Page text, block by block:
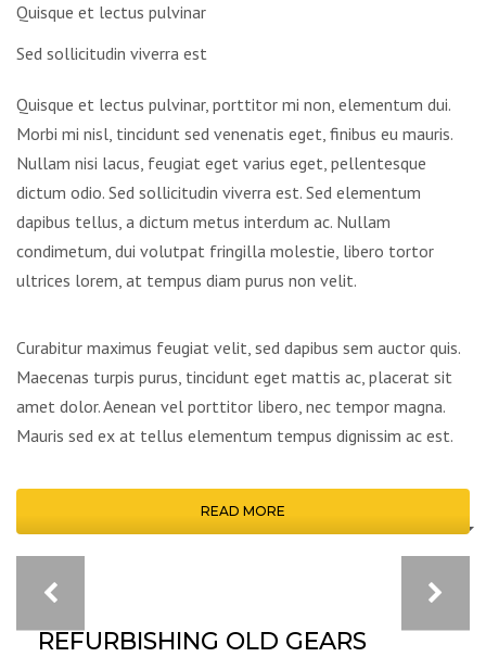
Quisque et lectus pulvinar
Sed sollicitudin viverra est
Quisque et lectus pulvinar, porttitor mi non, elementum dui.
Morbi mi nisl, tincidunt sed venenatis eget, finibus eu mauris.
Nullam nisi lacus, feugiat eget varius eget, pellentesque
dictum odio. Sed sollicitudin viverra est. Sed elementum
dapibus tellus, a dictum metus interdum ac. Nullam
condimetum, dui volutpat fringilla molestie, libero tortor
ultrices lorem, at tempus diam purus non velit.
Curabitur maximus feugiat velit, sed dapibus sem auctor quis.
Maecenas turpis purus, tincidunt eget mattis ac, placerat sit
amet dolor. Aenean vel porttitor libero, nec tempor magna.
Mauris sed ex at tellus elementum tempus dignissim ac est.
READ MORE
REFURBISHING OLD GEARS